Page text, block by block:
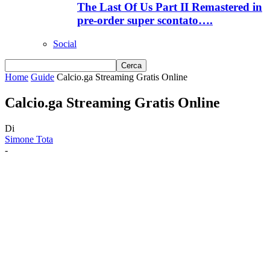
The Last Of Us Part II Remastered in
pre-order super scontato….
Social
Home Guide Calcio.ga Streaming Gratis Online
Calcio.ga Streaming Gratis Online
Di
Simone Tota
-